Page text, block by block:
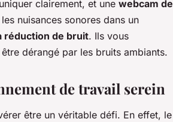
clairement, et une webcam de
nuisances sonores dans un
réduction de bruit. Ils vous
dérangé par les bruits ambiants.
de travail serein
être un véritable défi. En effet, le